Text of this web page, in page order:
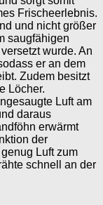
Frischeerlebnis.
und nicht größer
saugfähigen
wurde. An
er an dem
Zudem besitzt
Löcher.
Luft am
daraus
erwärmt
der
Luft zum
schnell an der